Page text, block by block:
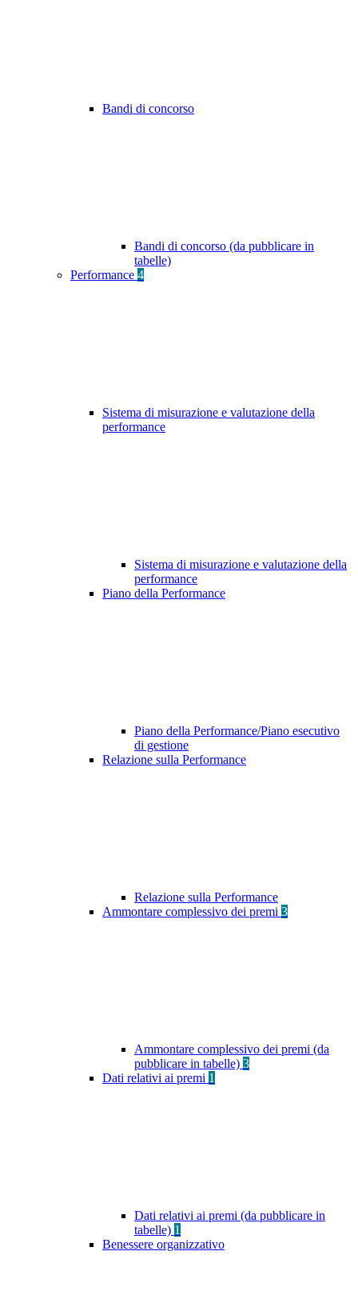
Bandi di concorso
Bandi di concorso (da pubblicare in
tabelle)
Performance 4
Sistema di misurazione e valutazione della
performance
Sistema di misurazione e valutazione della
performance
Piano della Performance
Piano della Performance/Piano esecutivo
di gestione
Relazione sulla Performance
Relazione sulla Performance
Ammontare complessivo dei premi 3
Ammontare complessivo dei premi (da
pubblicare in tabelle) 3
Dati relativi ai premi 1
Dati relativi ai premi (da pubblicare in
tabelle) 1
Benessere organizzativo